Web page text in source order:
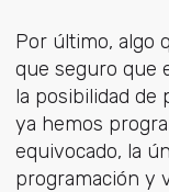
Por último, algo
que seguro que
la posibilidad de
ya hemos
equivocado, la
programación y